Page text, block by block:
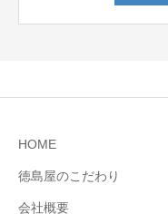
HOME
徳島屋のこだわり
会社概要